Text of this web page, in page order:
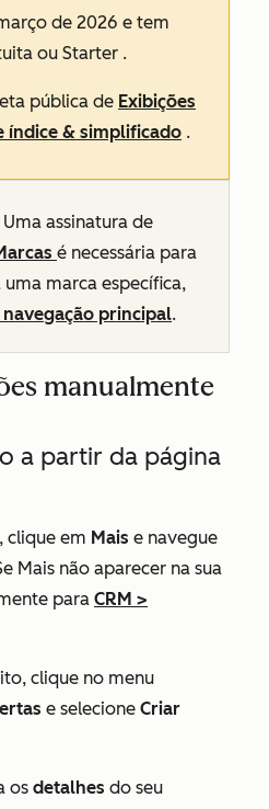
de 2026 e tem
ou Starter .
pública de Exibições
índice & simplificado .
Uma assinatura de
é necessária para
marca específica,
principal.
manualmente
a partir da página
clique em Mais e navegue
Mais não aparecer na sua
para CRM >
clique no menu
e selecione Criar
os detalhes do seu